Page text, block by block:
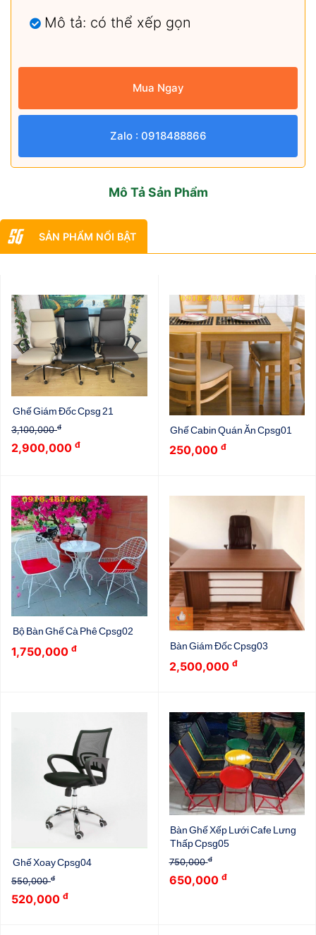
Mô tả: có thể xếp gọn
Mua Ngay
Zalo : 0918488866
Mô Tả Sản Phẩm
SẢN PHẨM NỔI BẬT
Ghế Giám Đốc Cpsg 21
3,100,000đ
2,900,000 đ
Ghế Cabin Quán Ăn Cpsg01
250,000 đ
Bộ Bàn Ghế Cà Phê Cpsg02
1,750,000 đ Bàn Giám Đốc Cpsg03
2,500,000 đ
Ghế Xoay Cpsg04
550,000đ
520,000 đ
Bàn Ghế Xếp Lưới Cafe Lưng
Thấp Cpsg05
750,000đ
650,000 đ